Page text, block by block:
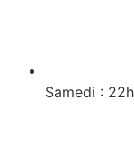
Samedi :